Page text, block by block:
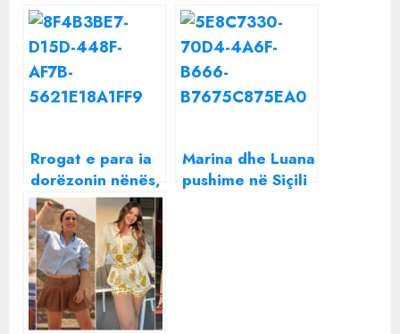
Rrogat e para ia
dorëzonin nënës,
Luana dhe Marina
Vjollca zbulojnë
arsyen
Marina dhe Luana
pushime në Siçili